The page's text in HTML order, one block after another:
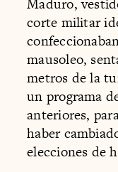
Maduro,
corte militar
mausoleo,
metros de la
un programa
anteriores,
haber
elecciones de